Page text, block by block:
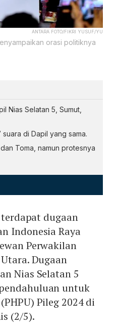
ANTARA FOTO/FIKRI YUSUF/YU
orasi politiknya
Nias Selatan 5, Sumut,
di Dapil yang sama.
Toma, namun protesnya
dugaan
Indonesia Raya
Perwakilan
Dugaan
Nias Selatan 5
untuk
Pileg 2024 di
(2/5).